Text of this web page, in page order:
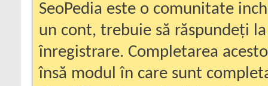
SeoPedia este o comunitate
un cont, trebuie să răspundeți
înregistrare. Completarea
însă modul în care sunt